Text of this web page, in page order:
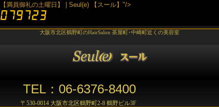
【満員御礼の土曜日】 | Seul(e) 【スール】"/>
大阪市北区鶴野町のHairSalon 茶屋町･中崎町近くの美容室
TEL：06-6376-8400
〒530-0014 大阪市北区鶴野町2-8 鶴野ビル3F